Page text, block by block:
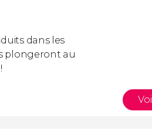
dans les
plongeront au